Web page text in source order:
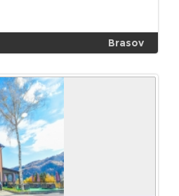
Brasov